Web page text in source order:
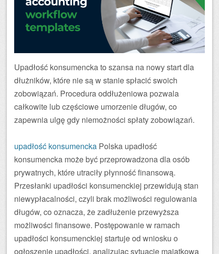
Upadłość konsumencka to szansa na nowy start dla
dłużników, które nie są w stanie spłacić swoich
zobowiązań. Procedura oddłużeniowa pozwala
całkowite lub częściowe umorzenie długów, co
zapewnia ulgę gdy niemożności spłaty zobowiązań.
upadłość konsumencka Polska upadłość
konsumencka może być przeprowadzona dla osób
prywatnych, które utraciły płynność finansową.
Przesłanki upadłości konsumenckiej przewidują stan
niewypłacalności, czyli brak możliwości regulowania
długów, co oznacza, że zadłużenie przewyższa
możliwości finansowe. Postępowanie w ramach
upadłości konsumenckiej startuje od wniosku o
ogłoszenie upadłości, analizując sytuację majątkową